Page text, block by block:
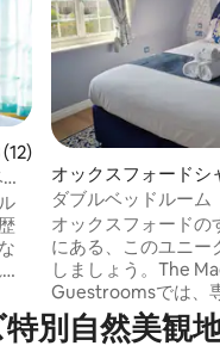
12件、5つ星中4.83つ星
の
オックスフォードシ
ダブルベッドルーム
オックスフォードの
にある、このユニー
しましょう。The
Guestroomsでは、
の高速Wi-Fi、モダ
を備えた、大人専用
別自然美観